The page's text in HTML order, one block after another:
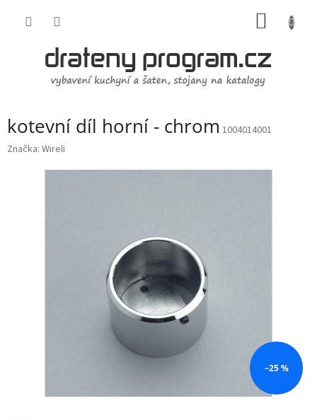
kotevní díl horní - chrom 1004014001
Značka: Wireli
–25 %